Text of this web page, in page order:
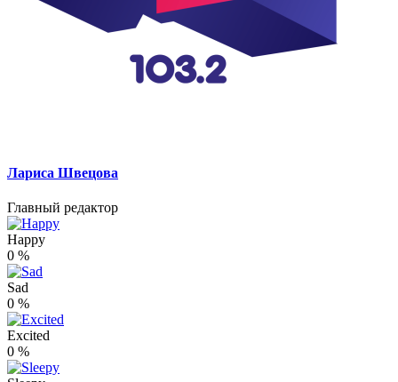
Лариса Швецова
Главный редактор
Happy
0 %
Sad
0 %
Excited
0 %